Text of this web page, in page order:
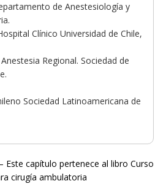
de Anestesiología y
Clínico Universidad de Chile,
Regional. Sociedad de
Sociedad Latinoamericana de
Este capítulo pertenece al libro Curso
cirugía ambulatoria